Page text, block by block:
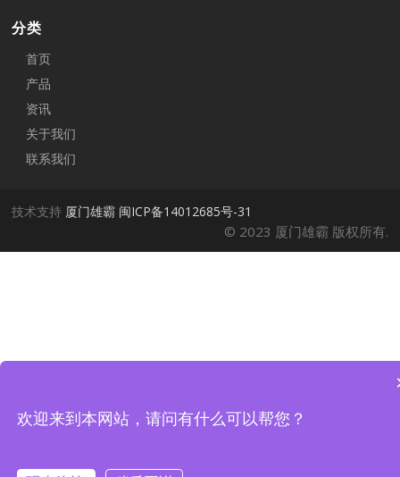
分类
首页
产品
资讯
关于我们
联系我们
技术支持 厦门雄霸 闽ICP备14012685号-31
© 2023 厦门雄霸 版权所有.
欢迎来到本网站，请问有什么可以帮您？